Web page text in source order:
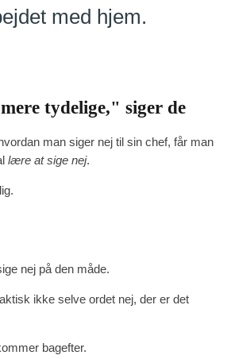
med hjem.
tydelige," siger de
man siger nej til sin chef, får man
lære at sige nej.
nej på den måde.
ikke selve ordet nej, der er det
bagefter.